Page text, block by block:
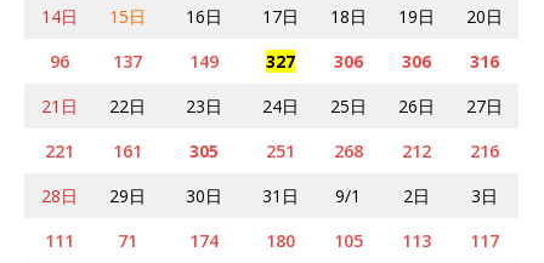
14日
15日 16日 17日 18日 19日
20日
96
137 149 327 306 306
316
21日
22日 23日 24日 25日 26日
27日
221
161 305 251 268 212
216
28日
29日 30日 31日 9/1 2日
3日
111
71 174 180 105 113
117